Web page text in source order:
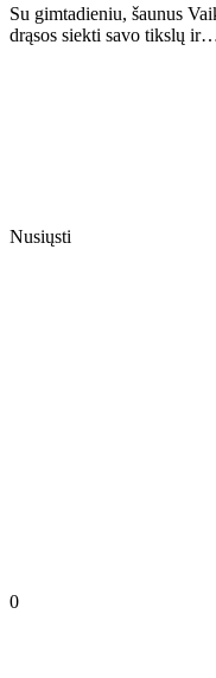
Su gimtadieniu, šaunus
drąsos siekti savo tikslų
Nusiųsti
0